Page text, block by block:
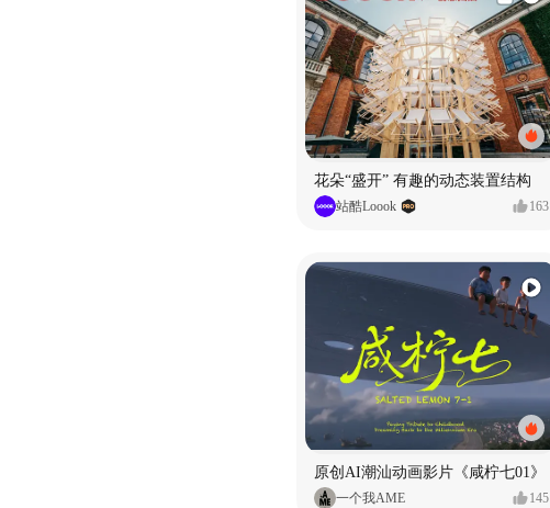
花朵“盛开” 有趣的动态装置结构
站酷Loook 163
原创AI潮汕动画影片《咸柠七01》
一个我AME 145